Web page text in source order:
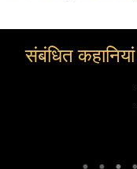
संबंधित कहानियां